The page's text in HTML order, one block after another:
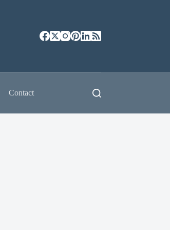
Contact